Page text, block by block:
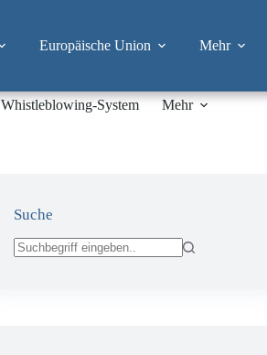
Europäische Union Mehr
Whistleblowing-System Mehr
Suche